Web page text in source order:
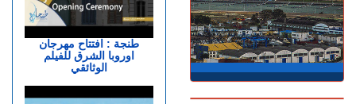
طنجة : افتتاح مهرجان
اوروبا الشرق للفيلم
الوثائقي